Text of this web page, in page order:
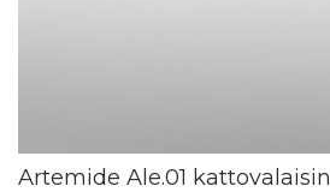
Artemide Ale.01 kattovalaisin